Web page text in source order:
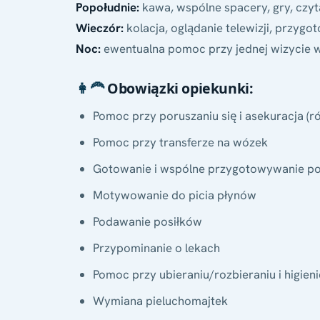
Popołudnie: kawa, wspólne spacery, gry,
Wieczór: kolacja, oglądanie telewizji,
Noc: ewentualna pomoc przy jednej wizycie
👩‍🦰Obowiązki opiekunki:
Pomoc przy poruszaniu się i asekuracja
Pomoc przy transferze na wózek
Gotowanie i wspólne przygotowywanie
Motywowanie do picia płynów
Podawanie posiłków
Przypominanie o lekach
Pomoc przy ubieraniu/rozbieraniu i
Wymiana pieluchomajtek